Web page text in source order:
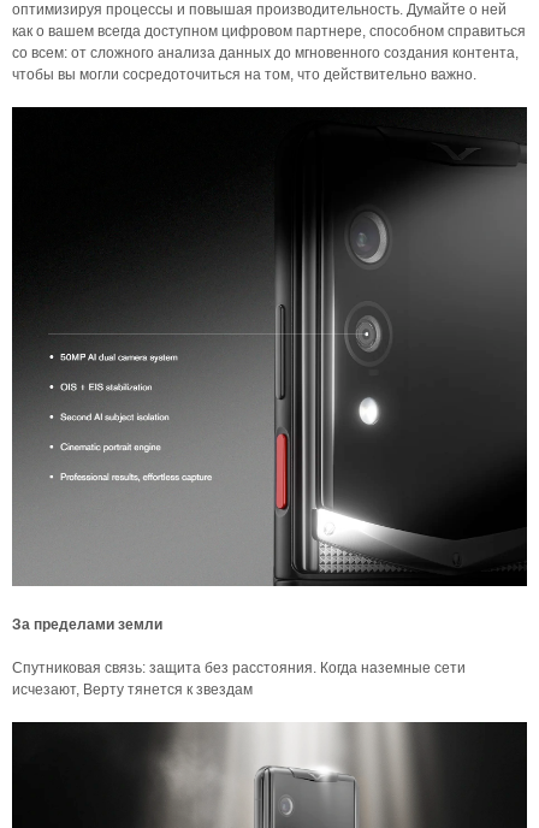
оптимизируя процессы и повышая производительность. Думайте о ней
как о вашем всегда доступном цифровом партнере, способном справиться
со всем: от сложного анализа данных до мгновенного создания контента,
чтобы вы могли сосредоточиться на том, что действительно важно.
За пределами земли
Спутниковая связь: защита без расстояния. Когда наземные сети
исчезают, Верту тянется к звездам